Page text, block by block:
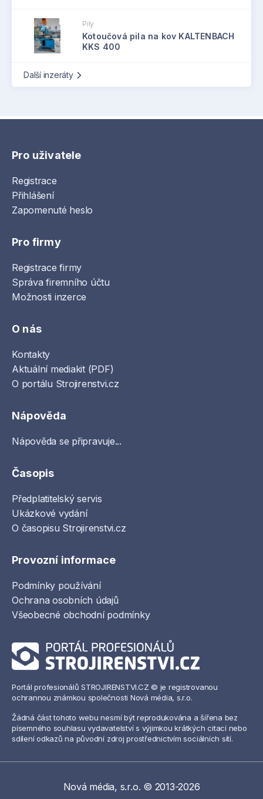
Pily
Kotoučová pila na kov KALTENBACH
KKS 400
Další inzeráty
Pro uživatele
Registrace
Přihlášení
Zapomenuté heslo
Pro firmy
Registrace firmy
Správa firemního účtu
Možnosti inzerce
O nás
Kontakty
Aktuální mediakit (PDF)
O portálu Strojirenstvi.cz
Nápověda
Nápověda se připravuje...
Časopis
Předplatitelský servis
Ukázkové vydání
O časopisu Strojirenstvi.cz
Provozní informace
Podmínky používání
Ochrana osobních údajů
Všeobecné obchodní podmínky
Portál profesionálů STROJIRENSTVI.CZ © je registrovanou
ochrannou známkou společnosti Nová média, s.r.o.
Žádná část tohoto webu nesmí být reprodukována a šířena bez
písemného souhlasu vydavatelství s výjimkou krátkých citací nebo
sdílení odkazů na původní zdroj prostřednictvím sociálních sítí.
Nová média, s.r.o. © 2013-2026